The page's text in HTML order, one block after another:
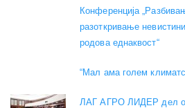
Конференција
разоткривање
родова еднаквост“
“Мал ама голем
ЛАГ АГРО ЛИДЕР дел од